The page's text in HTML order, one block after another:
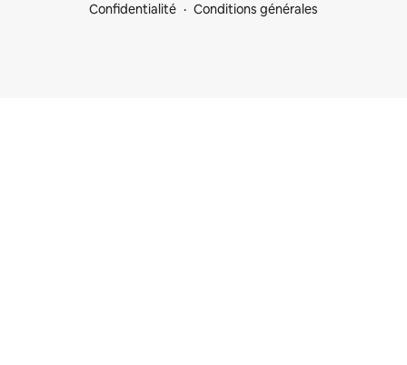
Confidentialité
Conditions générales